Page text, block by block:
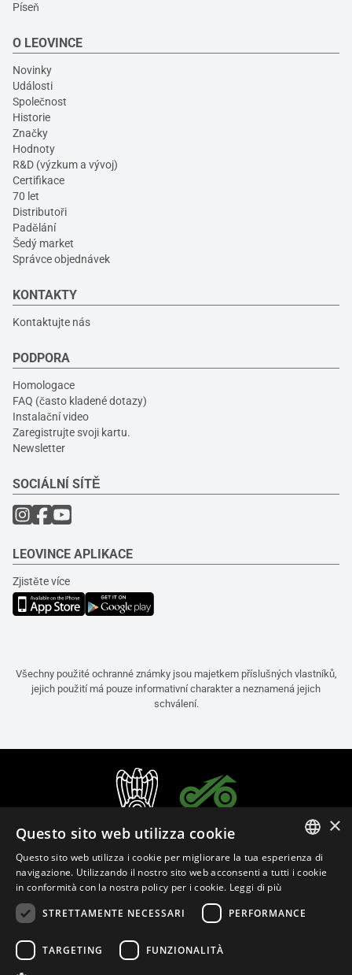
Píseň
O LEOVINCE
Novinky
Události
Společnost
Historie
Značky
Hodnoty
R&D (výzkum a vývoj)
Certifikace
70 let
Distributoři
Padělání
Šedý market
Správce objednávek
KONTAKTY
Kontaktujte nás
PODPORA
Homologace
FAQ (často kladené dotazy)
Instalační video
Zaregistrujte svoji kartu.
Newsletter
SOCIÁLNÍ SÍTĚ
LEOVINCE APLIKACE
Zjistěte více
Všechny použité ochranné známky jsou majetkem příslušných vlastníků,
jejich použití má pouze informativní charakter a neznamená jejich
schválení.
ITALIAN
×
Questo sito web utilizza cookie
Questo sito web utilizza i cookie per migliorare la tua esperienza di
navigazione. Utilizzando il nostro sito web acconsenti a tutti i cookie
in conformità con la nostra policy per i cookie. Leggi di più
STRETTAMENTE NECESSARI
PERFORMANCE
TARGETING FUNZIONALITÀ